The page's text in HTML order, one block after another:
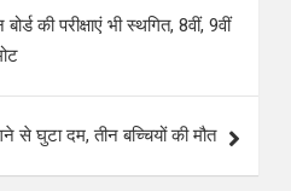
की परीक्षाएं भी स्थगित, 8वीं, 9वीं
घुटा दम, तीन बच्चियों की मौत